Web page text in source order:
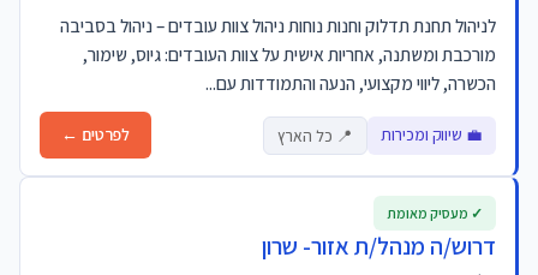
לניהול תחנת תדלוק וחנות נוחות ניהול צוות עובדים – ניהול בסביבה
מורכבת ומשתנה, אחריות אישית על צוות העובדים: גיוס, שימור,
הכשרה, ליווי מקצועי, הנעה והתמודדות עם...
💼 שיווק ומכירות 📍 כל הארץ לפרטים ←
דרוש/ה מנהל/ת אזור- שרון
✓ מעסיק מאומת